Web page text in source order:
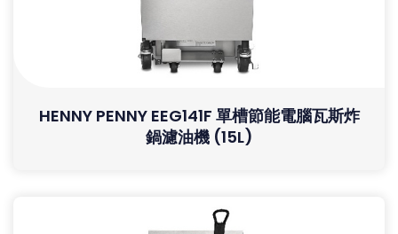
HENNY PENNY EEG141F 單槽節能電腦瓦斯炸
鍋濾油機 (15L)